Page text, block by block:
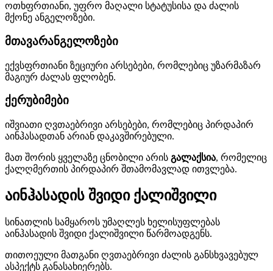
ოთხფრთიანი, უფრო მაღალი სტატუსისა და ძალის
მქონე ანგელოზები.
მთავარანგელოზები
ექვსფრთიანი ზეციური არსებები, რომლებიც უზარმაზარ
მაგიურ ძალას ფლობენ.
ქერუბიმები
იშვიათი ღვთაებრივი არსებები, რომლებიც პირდაპირ
აინჰასადთან არიან დაკავშირებული.
მათ შორის ყველაზე ცნობილი არის გალაქსია, რომელიც
ქალღმერთის პირდაპირ შთამომავლად ითვლება.
აინჰასადის შვიდი ქალიშვილი
სინათლის სამყაროს უმაღლეს ხელისუფლებას
აინჰასადის შვიდი ქალიშვილი წარმოადგენს.
თითოეული მათგანი ღვთაებრივი ძალის განსხვავებულ
ასპექტს განასახიერებს.